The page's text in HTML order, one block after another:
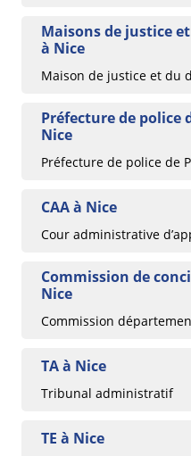
Maisons de justice
à Nice
Maison de justice et du
Préfecture de police
Nice
Préfecture de police de
CAA à Nice
Cour administrative
Commission de
Nice
Commission
TA à Nice
Tribunal administratif
TE à Nice